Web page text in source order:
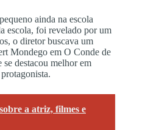
ainda na escola
escola, foi revelado por um
o diretor buscava um
Mondego em O Conde de
destacou melhor em
a atriz, filmes e